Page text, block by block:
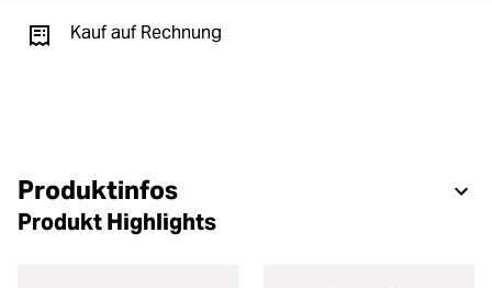
Kauf auf Rechnung
Produktinfos
Produkt Highlights